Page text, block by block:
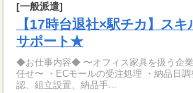
[一般派遣]
【17時台退社×駅チカ】ス
サポート★
◆お仕事内容◆ 〜オフィス家具を扱う企
任せ〜 ・ECモールの受注処理 ・納品日
認、組立設置、納品手...